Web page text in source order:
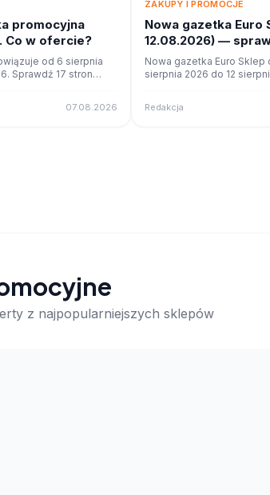
promocyjna
Co w ofercie?
od 6 sierpnia
Sprawdź 17 stron
07.08.2026
ZAKUPY I PROMOCJE
Nowa gazetka Euro
12.08.2026) —
Nowa gazetka Euro
sierpnia 2026 do 12
Redakcja
z najpopularniejszych sklepów